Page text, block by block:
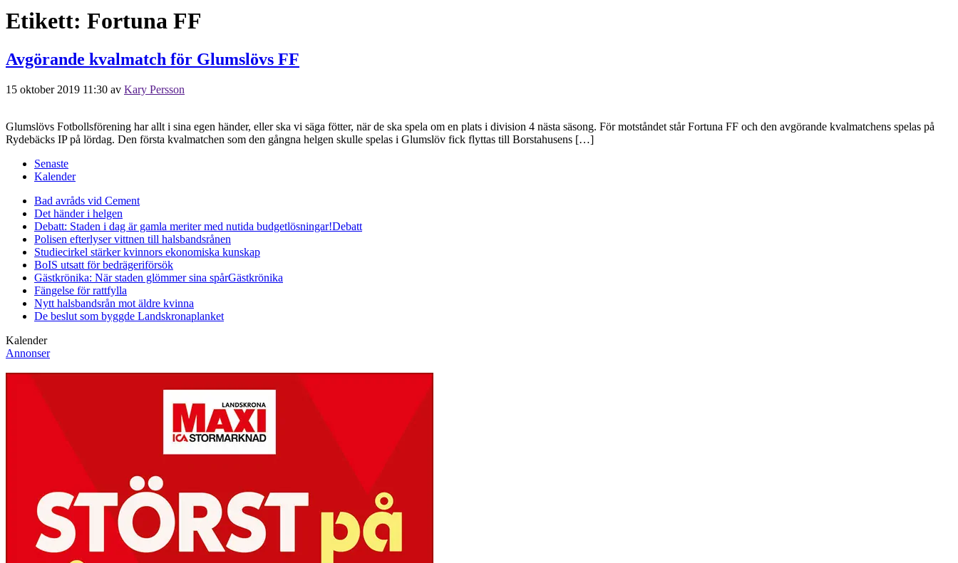
Etikett: Fortuna FF
Avgörande kvalmatch för Glumslövs FF
15 oktober 2019 11:30 av Kary Persson
Glumslövs Fotbollsförening har allt i sina egen händer, eller ska vi säga fötter, när de ska spela om en plats i division 4 nästa säsong. För motståndet står Fortuna FF och den avgörande kvalmatchens spelas på
Rydebäcks IP på lördag. Den första kvalmatchen som den gångna helgen skulle spelas i Glumslöv fick flyttas till Borstahusens […]
Senaste
Kalender
Bad avråds vid Cement
Det händer i helgen
Debatt: Staden i dag är gamla meriter med nutida budgetlösningar!Debatt
Polisen efterlyser vittnen till halsbandsrånen
Studiecirkel stärker kvinnors ekonomiska kunskap
BoIS utsatt för bedrägeriförsök
Gästkrönika: När staden glömmer sina spårGästkrönika
Fängelse för rattfylla
Nytt halsbandsrån mot äldre kvinna
De beslut som byggde Landskronaplanket
Kalender
Annonser